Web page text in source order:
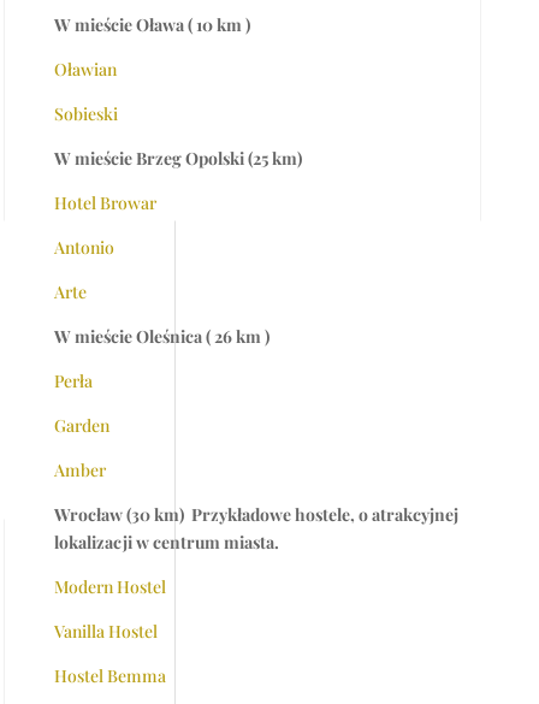
W mieście Oława ( 10 km )
Oławian
Sobieski
W mieście Brzeg Opolski (25 km)
Hotel Browar
Antonio
Arte
W mieście Oleśnica ( 26 km )
Perła
Garden
Amber
Wrocław (30 km) Przykładowe hostele, o atrakcyjnej
lokalizacji w centrum miasta.
Modern Hostel
Vanilla Hostel
Hostel Bemma